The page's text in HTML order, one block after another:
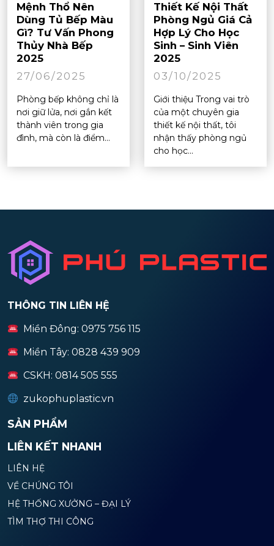
Mệnh Thổ Nên
Dùng Tủ Bếp Màu
Gì? Tư Vấn Phong
Thủy Nhà Bếp
2025
27/06/2025
Phòng bếp không chỉ là
nơi giữ lửa, nơi gắn kết
thành viên trong gia
đình, mà còn là điểm...
Thiết Kế Nội Thất
Phòng Ngủ Giá Cả
Hợp Lý Cho Học
Sinh – Sinh Viên
2025
03/10/2025
Giới thiệu Trong vai trò
của một chuyên gia
thiết kế nội thất, tôi
nhận thấy phòng ngủ
cho học...
THÔNG TIN LIÊN HỆ
Miền Đông: 0975 756 115
Miền Tây: 0828 439 909
CSKH: 0814 505 555
zukophuplastic.vn
SẢN PHẨM
LIÊN KẾT NHANH
LIÊN HỆ
VỀ CHÚNG TÔI
HỆ THỐNG XƯỞNG – ĐẠI LÝ
TÌM THỢ THI CÔNG